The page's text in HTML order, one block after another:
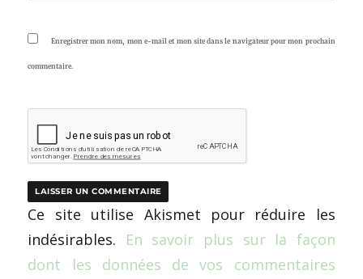
Enregistrer mon nom, mon e-mail et mon site dans le navigateur pour mon prochain
commentaire.
Ce site utilise Akismet pour réduire les
indésirables. En savoir plus sur la façon
dont les données de vos commentaires